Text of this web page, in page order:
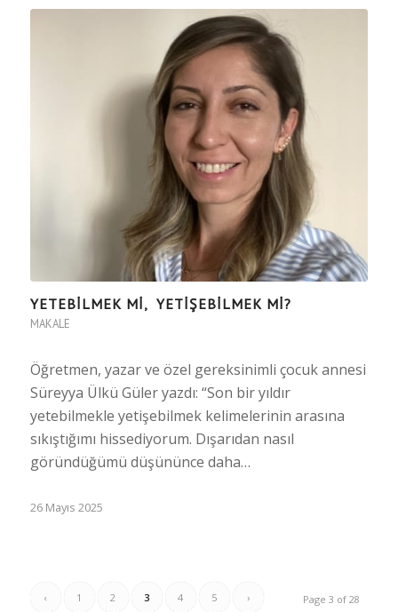
YETEBİLMEK Mİ, YETİŞEBİLMEK Mİ?
MAKALE
Öğretmen, yazar ve özel gereksinimli çocuk annesi
Süreyya Ülkü Güler yazdı: “Son bir yıldır
yetebilmekle yetişebilmek kelimelerinin arasına
sıkıştığımı hissediyorum. Dışarıdan nasıl
göründüğümü düşününce daha…
26 Mayıs 2025
Page 3 of 28
‹ 1 2 3 4 5 ›